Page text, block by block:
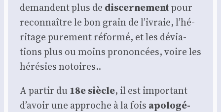
demandent plus de dis­cer­ne­mentpour
recon­naître le bon grain de l’i­vraie, l’hé­
ri­tage pure­ment réfor­mé, et les dévia­
tions plus ou moins pro­non­cées, voire les
héré­sies notoires..
A par­tir du 18e siècle, il est impor­tant
d’a­voir une approche à la fois apo­lo­gé­